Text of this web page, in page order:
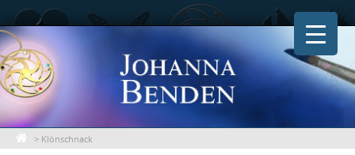
Skip
to
content
> Klönschnack